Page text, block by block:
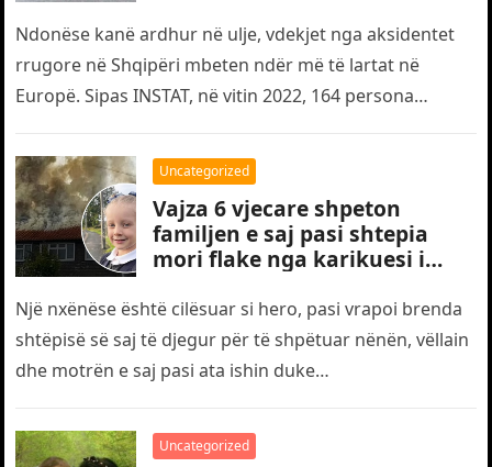
Ndonëse kanë ardhur në ulje, vdekjet nga aksidentet
rrugore në Shqipëri mbeten ndër më të lartat në
Europë. Sipas INSTAT, në vitin 2022, 164 persona
Uncategorized
Vajza 6 vjecare shpeton
familjen e saj pasi shtepia
mori flake nga karikuesi i
Një nxënëse është cilësuar si hero, pasi vrapoi brenda
shtëpisë së saj të djegur për të shpëtuar nënën, vëllain
dhe motrën e saj pasi ata ishin duke…
Uncategorized